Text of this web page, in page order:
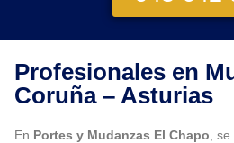
Profesionales en
Coruña – Asturias
En Portes y Mudanzas El Chapo ,